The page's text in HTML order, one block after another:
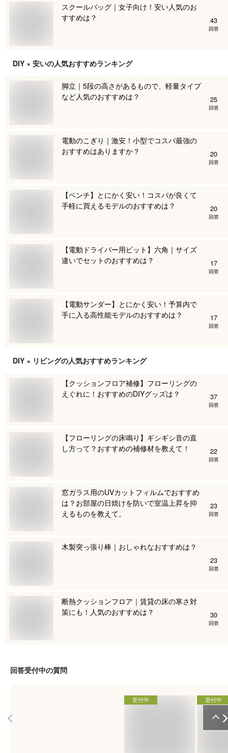
スクールバッグ｜女子向け！安い人気のお
すすめは？
43
回答
DIY × 安いの人気おすすめランキング
脚立｜5段の高さがあるもので、軽量タイプ
など人気のおすすめは？
25
回答
電動のこぎり｜激安！小型でコスパ最強の
おすすめはありますか？
20
回答
【ペンチ】とにかく安い！コスパが良くて
手軽に買えるモデルのおすすめは？
20
回答
【電動ドライバー用ビット】六角｜サイズ
違いでセットのおすすめは？
17
回答
【電動サンダー】とにかく安い！予算内で
手に入る高性能モデルのおすすめは？
17
回答
DIY × リビングの人気おすすめランキング
【クッションフロア補修】フローリングの
えぐれに！おすすめのDIYグッズは？
37
回答
【フローリングの床鳴り】ギシギシ音の直
し方って？おすすめの補修材を教えて！
22
回答
窓ガラス用のUVカットフィルムでおすすめ
は？お部屋の日焼けを防いで室温上昇を抑
えるものを教えて。
23
回答
木製突っ張り棒｜おしゃれなおすすめは？
23
回答
断熱クッションフロア｜賃貸の床の寒さ対
策にも！人気のおすすめは？
30
回答
回答受付中の質問
受付中 受付中